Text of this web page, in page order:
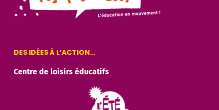
DES IDÉES À L’ACTION…
Centre de loisirs éducatifs